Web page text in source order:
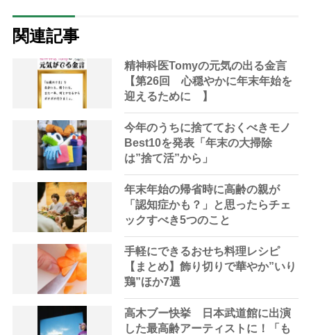
関連記事
精神科医Tomyの元気の出る金言
【第26回 心穏やかに年末年始を
迎えるために 】
今年のうちに捨てておくべきモノ
Best10を発表「年末の大掃除
は”捨て活”から」
年末年始の帰省時に高齢の親が
「認知症かも？」と思ったらチェ
ックすべき5つのこと
手軽にできるおせち料理レシピ
【まとめ】飾り切りで華やか”いり
鶏”ほか7選
高木ブー快挙 日本武道館に出演
した最高齢アーティストに！「も